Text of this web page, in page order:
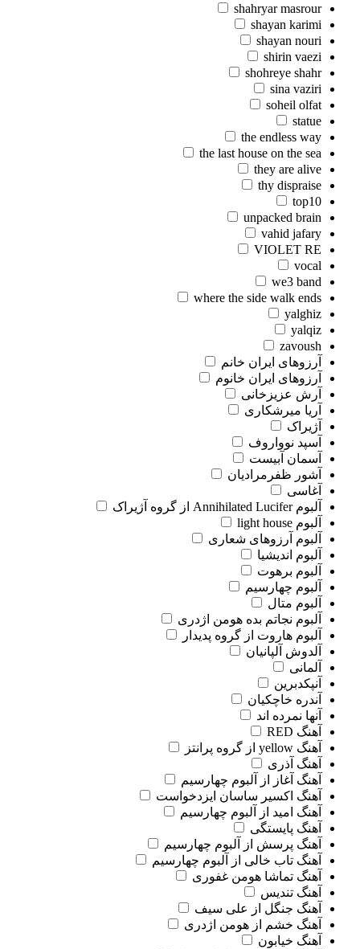
shahryar masrour
shayan karimi
shayan nouri
shirin vaezi
shohreye shahr
sina vaziri
soheil olfat
statue
the endless way
the last house on the sea
they are alive
thy dispraise
top10
unpacked brain
vahid jafary
VIOLET RE
vocal
we3 band
where the side walk ends
yalghiz
yalqiz
zavoush
آرزوهای ایران خانم
آرزوهای ایران خانوم
آرش عزیزخانی
آریا میرشکاری
آژیراک
آسپد نوواروف
آسمان آبیست
آشور ظفرمرادیان
آغاسی
آلبوم Annihilated Lucifer از گروه آژیراک
آلبوم light house
آلبوم آرزوهای شعاری
آلبوم اندیشیا
آلبوم برهوت
آلبوم چهارسیم
آلبوم متال
آلبوم نجاتم بده هومن اژدری
آلبوم هاروت از گروه پدیدار
آلدوش آلپانیان
آلمانی
آنپکدبرین
آندره خاچکیان
آنها نمرده اند
آهنگ RED
آهنگ yellow از گروه پرانتز
آهنگ آذری
آهنگ آغاز از آلبوم چهارسیم
آهنگ اکسیر ساسان ایزدخواست
آهنگ امید از آلبوم چهارسیم
آهنگ پایستگی
آهنگ پرسش از آلبوم چهارسیم
آهنگ تاب خالی از آلبوم چهارسیم
آهنگ تماشا هومن غفوری
آهنگ تندیس
آهنگ جنگل از علی سیف
آهنگ خشم از هومن اژدری
آهنگ خیابون